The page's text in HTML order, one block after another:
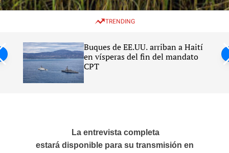
w
c
o
e
e
TRENDING
Buques de EE.UU. arriban a Haití
en vísperas del fin del mandato
CPT
La entrevista completa
estará disponible para su transmisión en